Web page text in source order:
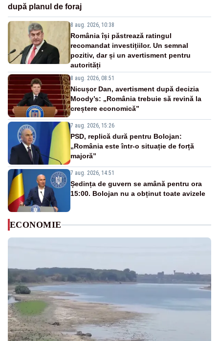
după planul de foraj
8 aug. 2026, 10:38
România își păstrează ratingul
recomandat investițiilor. Un semnal
pozitiv, dar și un avertisment pentru
autorități
8 aug. 2026, 08:51
Nicușor Dan, avertisment după decizia
Moody’s: „România trebuie să revină la
creștere economică”
7 aug. 2026, 15:26
PSD, replică dură pentru Bolojan:
„România este într-o situație de forță
majoră”
7 aug. 2026, 14:51
Ședința de guvern se amână pentru ora
15:00. Bolojan nu a obținut toate avizele
ECONOMIE